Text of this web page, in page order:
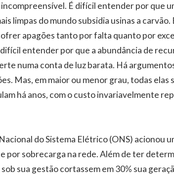
É difícil entender por que
limpas do mundo subsidia usinas a carvão.
apagões tanto por falta quanto por
entender por que a abundância de
numa conta de luz barata. Há
Mas, em maior ou menor grau, todas elas
há anos, com o custo invariavelmente
do Sistema Elétrico (ONS) acionou
por sobrecarga na rede. Além de ter
sua gestão cortassem em 30% sua